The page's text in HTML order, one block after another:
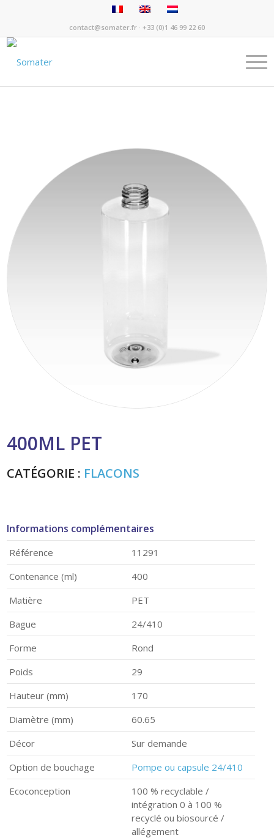
contact@somater.fr · +33 (0)1 46 99 22 60
400ML PET
CATÉGORIE : FLACONS
Informations complémentaires
Référence
11291
Contenance (ml)
400
Matière
PET
Bague
24/410
Forme
Rond
Poids
29
Hauteur (mm)
170
Diamètre (mm)
60.65
Décor
Sur demande
Option de bouchage
Pompe ou capsule 24/410
Ecoconception
100 % recyclable /
intégration 0 à 100 %
recyclé ou biosourcé /
allégement